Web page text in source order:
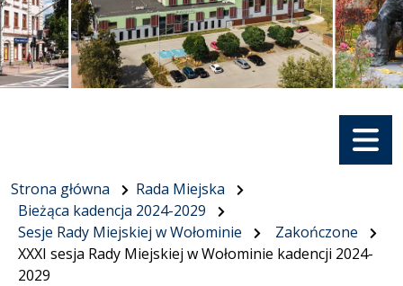
Menu
Strona główna
Rada Miejska
Bieżąca kadencja 2024-2029
Sesje Rady Miejskiej w Wołominie
Zakończone
XXXI sesja Rady Miejskiej w Wołominie kadencji 2024-
2029